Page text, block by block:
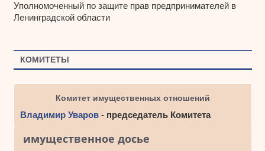
Уполномоченный по защите прав предпринимателей в
Ленинградской области
КОМИТЕТЫ
Комитет имущественных отношений
Владимир Уваров- председатель Комитета
имущественное досье